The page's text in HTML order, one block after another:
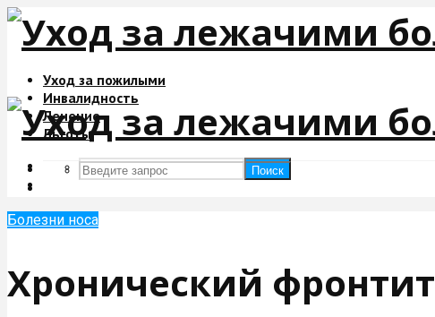
Уход за пожилыми
Инвалидность
Лечение
Льготы
Поиск
Поиск
Болезни носа
Хронический фронтит